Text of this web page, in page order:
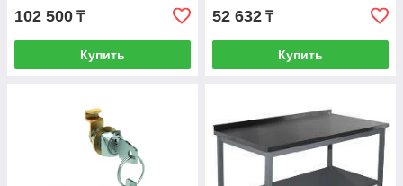
102 500 ₸
Купить
52 632 ₸
Купить